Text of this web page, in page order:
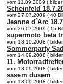
vom 11.09.2009 (
Scheinfeld
vom 27.07.2009 ( 40
Jeanne d´Arc
vom 26.07.2009 ( 15
supermoto beta
vom 18.10.2008 (
Sommerparty
vom 14.09.2008 (
11.
vom 13.09.2008 (
sasem dusem
vom 13.09.2008 (